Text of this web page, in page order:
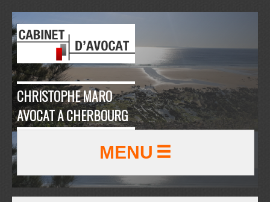
CHRISTOPHE MARO
AVOCAT A CHERBOURG
MENU